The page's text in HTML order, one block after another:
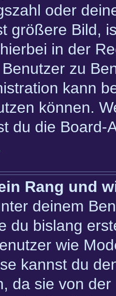
oder
größere Bild,
in der
zu
kann
können.
du die Board-
Rang und
deinem
du bislang
wie
kannst du
da sie von